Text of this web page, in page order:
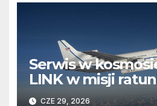
Serwis w
LINK w misji
obserwatorium
CZE 29, 2026